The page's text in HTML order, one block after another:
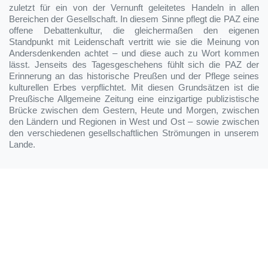
zuletzt für ein von der Vernunft geleitetes Handeln in allen
Bereichen der Gesellschaft. In diesem Sinne pflegt die PAZ eine
offene Debattenkultur, die gleichermaßen den eigenen
Standpunkt mit Leidenschaft vertritt wie sie die Meinung von
Andersdenkenden achtet – und diese auch zu Wort kommen
lässt. Jenseits des Tagesgeschehens fühlt sich die PAZ der
Erinnerung an das historische Preußen und der Pflege seines
kulturellen Erbes verpflichtet. Mit diesen Grundsätzen ist die
Preußische Allgemeine Zeitung eine einzigartige publizistische
Brücke zwischen dem Gestern, Heute und Morgen, zwischen
den Ländern und Regionen in West und Ost – sowie zwischen
den verschiedenen gesellschaftlichen Strömungen in unserem
Lande.